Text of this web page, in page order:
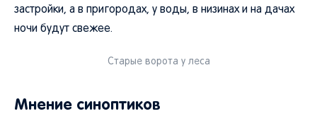
застройки, а в пригородах, у воды, в низинах и на дачах
ночи будут свежее.
Старые ворота у леса
Мнение синоптиков